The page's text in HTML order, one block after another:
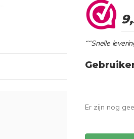
““Snelle
Er zijn nog